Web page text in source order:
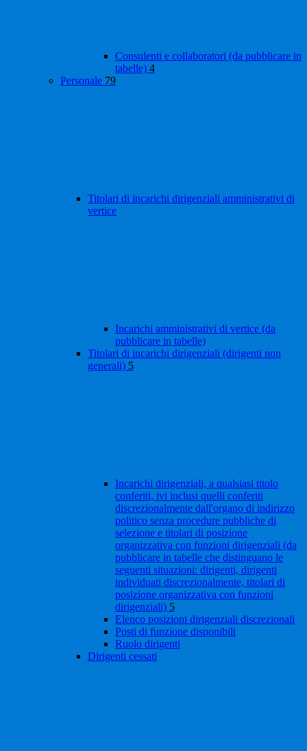
Consulenti e collaboratori (da pubblicare in
tabelle) 4
Personale 79
Titolari di incarichi dirigenziali amministrativi di
vertice
Incarichi amministrativi di vertice (da
pubblicare in tabelle)
Titolari di incarichi dirigenziali (dirigenti non
generali) 5
Incarichi dirigenziali, a qualsiasi titolo
conferiti, ivi inclusi quelli conferiti
discrezionalmente dall'organo di indirizzo
politico senza procedure pubbliche di
selezione e titolari di posizione
organizzativa con funzioni dirigenziali (da
pubblicare in tabelle che distinguano le
seguenti situazioni: dirigenti, dirigenti
individuati discrezionalmente, titolari di
posizione organizzativa con funzioni
dirigenziali) 5
Elenco posizioni dirigenziali discrezionali
Posti di funzione disponibili
Ruolo dirigenti
Dirigenti cessati